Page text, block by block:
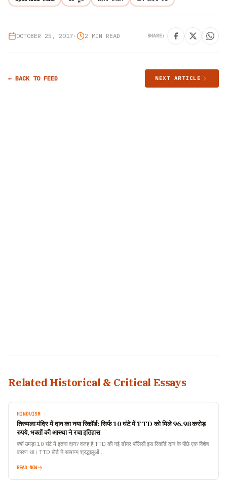
OCTOBER 25, 2017• 2 MIN READ SHARE:
← BACK TO FEED NEXT ARTICLE
Related Historical & Critical Essays
HINDUISM
तिरुमला मंदिर में दान का नया रिकॉर्ड: सिर्फ 10 घंटे में TTD को मिले 96.98 करोड़
रुपये, भक्तों की आस्था ने रचा इतिहास
क्यों उमड़ा 10 घंटे में इतना दान? वजह है TTD की नई डोनर पॉलिसी इस रिकॉर्ड दान के पीछे एक विशेष
कारण था। TTD बोर्ड ने सामान्य श्रद्धालुओं…
READ NOW